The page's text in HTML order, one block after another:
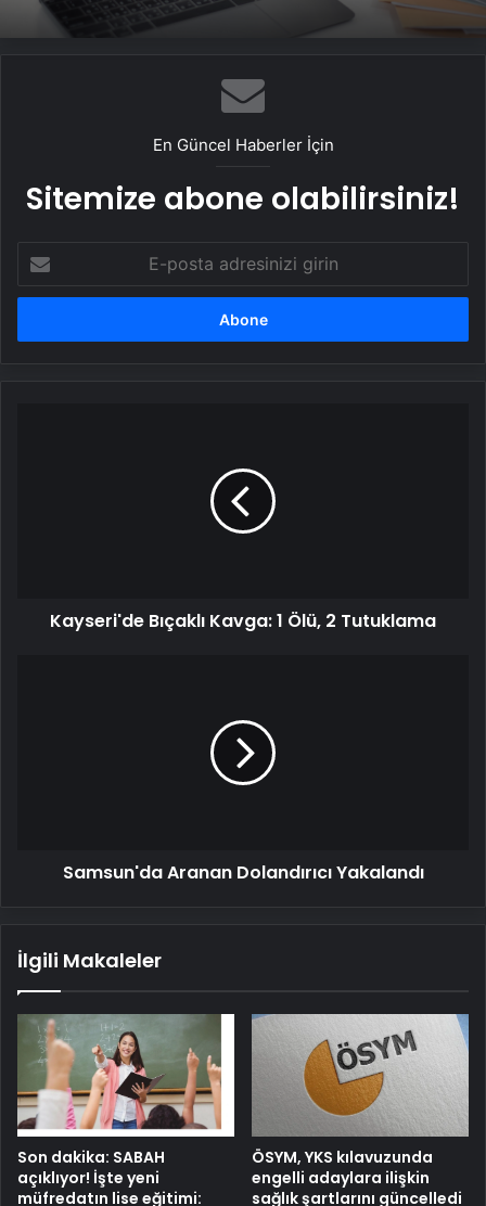
En Güncel Haberler İçin
Sitemize abone olabilirsiniz!
posta
adresinizi
Kayseri'de Bıçaklı Kavga: 1 Ölü, 2 Tutuklama
Samsun'da Aranan Dolandırıcı Yakalandı
İlgili Makaleler
Son dakika: SABAH
açıklıyor! İşte yeni
müfredatın lise eğitimi:
ÖSYM, YKS kılavuzunda
engelli adaylara ilişkin
sağlık şartlarını güncelledi